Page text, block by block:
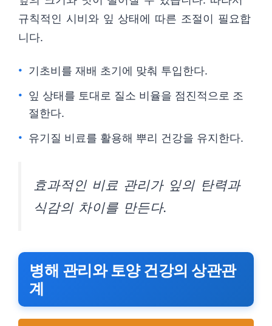
규칙적인 시비와 잎 상태에 따른 조절이 필요합
니다.
기초비를 재배 초기에 맞춰 투입한다.
잎 상태를 토대로 질소 비율을 점진적으로 조
절한다.
유기질 비료를 활용해 뿌리 건강을 유지한다.
효과적인 비료 관리가 잎의 탄력과
식감의 차이를 만든다.
병해 관리와 토양 건강의 상관관
계